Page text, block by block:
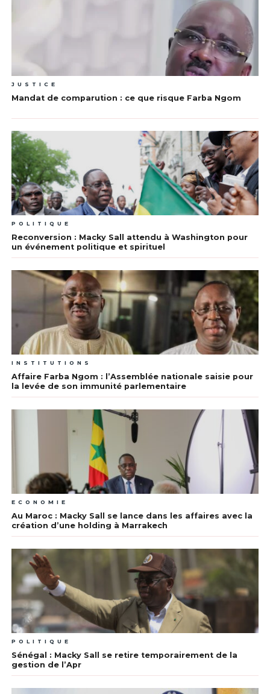
JUSTICE
Mandat de comparution : ce que risque Farba Ngom
POLITIQUE
Reconversion : Macky Sall attendu à Washington pour
un événement politique et spirituel
INSTITUTIONS
Affaire Farba Ngom : l’Assemblée nationale saisie pour
la levée de son immunité parlementaire
ECONOMIE
Au Maroc : Macky Sall se lance dans les affaires avec la
création d’une holding à Marrakech
POLITIQUE
Sénégal : Macky Sall se retire temporairement de la
gestion de l’Apr